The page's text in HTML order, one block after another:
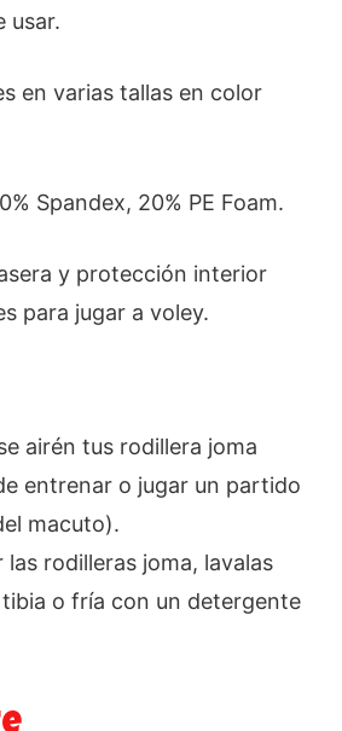
usar.
en varias tallas en color
Spandex, 20% PE Foam.
y protección interior
para jugar a voley.
airén tus rodillera joma
entrenar o jugar un partido
macuto).
las rodilleras joma, lavalas
o fría con un detergente